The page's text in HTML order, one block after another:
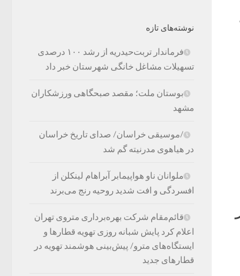
نوشته‌های تازه
فرماندار تربت‌حیدریه از رشد ۱۰۰ درصدی
تسهیلات مشاغل خانگی شهرستان خبر داد
بوستان ملت؛ مقصد صبحگاهی ورزشکاران
مشهد
/موسیقی خراسان/ صدای تاریخ خراسان
در هیاهوی مدرنیته گم شد
ملوانان ناو هواپیمابر آبراهام لینکلن از
افسردگی و افت شدید روحیه رنج می‌برند
قائم‌مقام شرکت بهره‌برداری متروی تهران
اعلام کرد پایش شبانه روزی تهویه قطارها و
ایستگاه‌های مترو/ پیش‌بینی هوشمند تهویه در
قطارهای جدید